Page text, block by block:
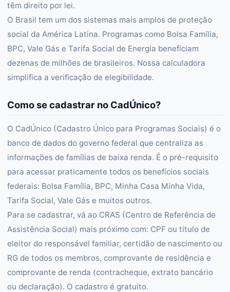
têm direito por lei.
O Brasil tem um dos sistemas mais amplos de proteção
social da América Latina. Programas como Bolsa Família,
BPC, Vale Gás e Tarifa Social de Energia beneficiam
dezenas de milhões de brasileiros. Nossa calculadora
simplifica a verificação de elegibilidade.
Como se cadastrar no CadÚnico?
O CadÚnico (Cadastro Único para Programas Sociais) é o
banco de dados do governo federal que centraliza as
informações de famílias de baixa renda. É o pré-requisito
para acessar praticamente todos os benefícios sociais
federais: Bolsa Família, BPC, Minha Casa Minha Vida,
Tarifa Social, Vale Gás e muitos outros.
Para se cadastrar, vá ao CRAS (Centro de Referência de
Assistência Social) mais próximo com: CPF ou título de
eleitor do responsável familiar, certidão de nascimento ou
RG de todos os membros, comprovante de residência e
comprovante de renda (contracheque, extrato bancário
ou declaração). O cadastro é gratuito.